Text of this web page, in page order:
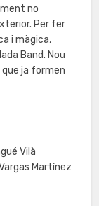
no
Per fer
i màgica,
Band. Nou
ja formen
Vilà
Martínez